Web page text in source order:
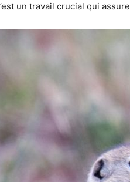
un travail crucial qui